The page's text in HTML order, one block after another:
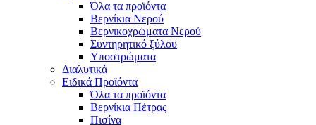
Όλα τα προϊόντα
Βερνίκια Νερού
Βερνικοχρώματα Νερού
Συντηρητικό ξύλου
Υποστρώματα
Διαλυτικά
Ειδικά Προϊόντα
Όλα τα προϊόντα
Βερνίκια Πέτρας
Πισίνα